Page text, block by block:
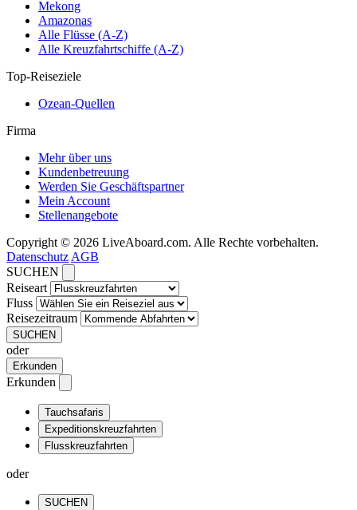
Mekong
Amazonas
Alle Flüsse (A-Z)
Alle Kreuzfahrtschiffe (A-Z)
Top-Reiseziele
Ozean-Quellen
Firma
Mehr über uns
Kundenbetreuung
Werden Sie Geschäftspartner
Mein Account
Stellenangebote
Copyright © 2026 LiveAboard.com. Alle Rechte vorbehalten.
Datenschutz AGB
SUCHEN
Reiseart
Fluss
Reisezeitraum
SUCHEN
oder
Erkunden
Erkunden
Tauchsafaris
Expeditionskreuzfahrten
Flusskreuzfahrten
oder
SUCHEN